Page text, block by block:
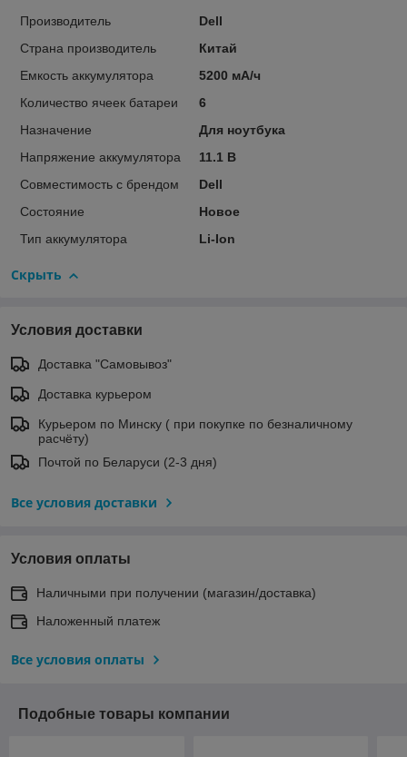
Производитель
Dell
Страна производитель
Китай
Емкость аккумулятора
5200 мА/ч
Количество ячеек батареи
6
Назначение
Для ноутбука
Напряжение аккумулятора
11.1 В
Совместимость с брендом
Dell
Состояние
Новое
Тип аккумулятора
Li-Ion
Скрыть
Условия доставки
Доставка "Самовывоз"
Доставка курьером
Курьером по Минску ( при покупке по безналичному
расчёту)
Почтой по Беларуси (2-3 дня)
Все условия доставки
Условия оплаты
Наличными при получении (магазин/доставка)
Наложенный платеж
Все условия оплаты
Подобные товары компании